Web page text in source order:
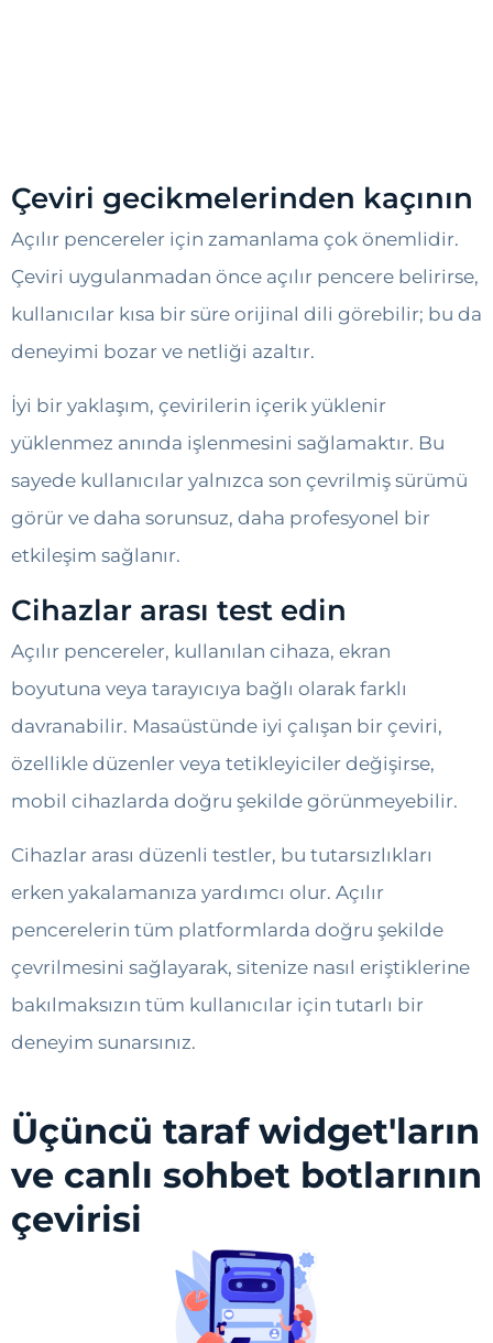
Çeviri gecikmelerinden kaçının
Açılır pencereler için zamanlama çok önemlidir.
Çeviri uygulanmadan önce açılır pencere belirirse,
kullanıcılar kısa bir süre orijinal dili görebilir; bu da
deneyimi bozar ve netliği azaltır.
İyi bir yaklaşım, çevirilerin içerik yüklenir
yüklenmez anında işlenmesini sağlamaktır. Bu
sayede kullanıcılar yalnızca son çevrilmiş sürümü
görür ve daha sorunsuz, daha profesyonel bir
etkileşim sağlanır.
Cihazlar arası test edin
Açılır pencereler, kullanılan cihaza, ekran
boyutuna veya tarayıcıya bağlı olarak farklı
davranabilir. Masaüstünde iyi çalışan bir çeviri,
özellikle düzenler veya tetikleyiciler değişirse,
mobil cihazlarda doğru şekilde görünmeyebilir.
Cihazlar arası düzenli testler, bu tutarsızlıkları
erken yakalamanıza yardımcı olur. Açılır
pencerelerin tüm platformlarda doğru şekilde
çevrilmesini sağlayarak, sitenize nasıl eriştiklerine
bakılmaksızın tüm kullanıcılar için tutarlı bir
deneyim sunarsınız.
Üçüncü taraf widget'ların
ve canlı sohbet botlarının
çevirisi